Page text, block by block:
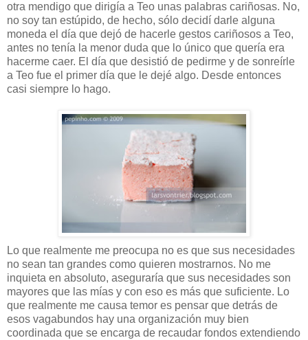
otra mendigo que dirigía a Teo unas palabras cariñosas. No,
no soy tan estúpido, de hecho, sólo decidí darle alguna
moneda el día que dejó de hacerle gestos cariñosos a Teo,
antes no tenía la menor duda que lo único que quería era
hacerme caer. El día que desistió de pedirme y de sonreírle
a Teo fue el primer día que le dejé algo. Desde entonces
casi siempre lo hago.
Lo que realmente me preocupa no es que sus necesidades
no sean tan grandes como quieren mostrarnos. No me
inquieta en absoluto, aseguraría que sus necesidades son
mayores que las mías y con eso es más que suficiente. Lo
que realmente me causa temor es pensar que detrás de
esos vagabundos hay una organización muy bien
coordinada que se encarga de recaudar fondos extendiendo